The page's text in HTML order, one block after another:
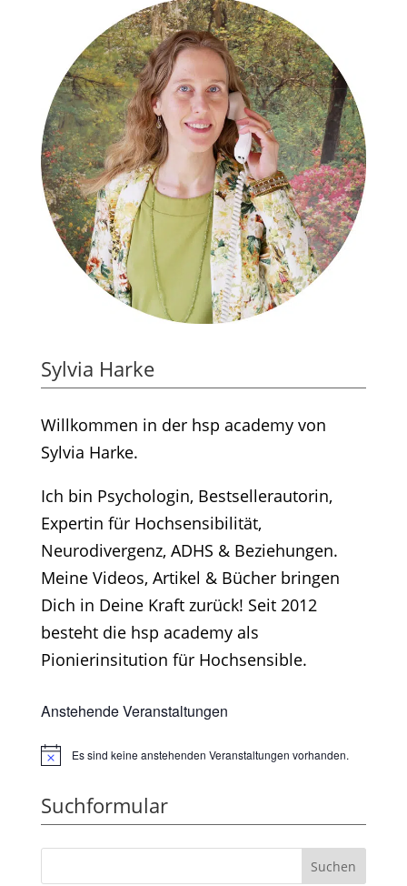
Sylvia Harke
Willkommen in der hsp academy von
Sylvia Harke.
Ich bin Psychologin, Bestsellerautorin,
Expertin für Hochsensibilität,
Neurodivergenz, ADHS & Beziehungen.
Meine Videos, Artikel & Bücher bringen
Dich in Deine Kraft zurück! Seit 2012
besteht die hsp academy als
Pionierinsitution für Hochsensible.
Anstehende Veranstaltungen
HinweisEs sind keine anstehenden Veranstaltungen vorhanden.
Suchformular